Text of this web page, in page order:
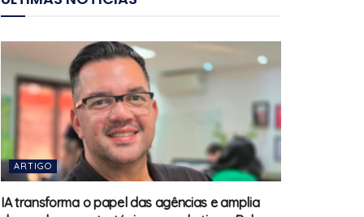
ARTIGO
IA transforma o papel das agências e amplia